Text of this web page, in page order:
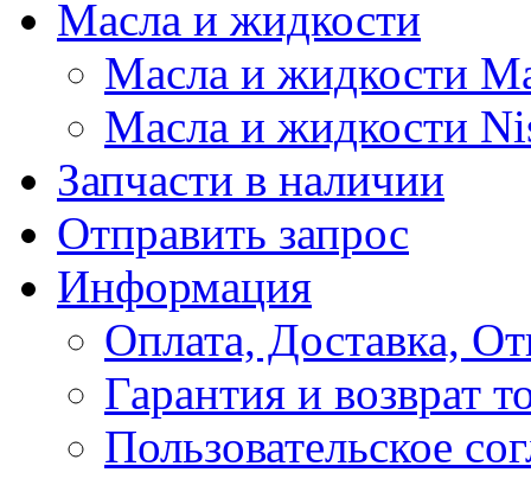
Масла и жидкости
Масла и жидкости
Масла и жидкости
Запчасти в наличии
Отправить запрос
Информация
Оплата, Доставка,
Гарантия и возврат
Пользовательское